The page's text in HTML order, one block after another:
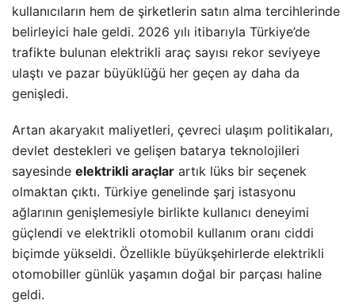
kullanıcıların hem de şirketlerin satın alma tercihlerinde
belirleyici hale geldi. 2026 yılı itibarıyla Türkiye’de
trafikte bulunan elektrikli araç sayısı rekor seviyeye
ulaştı ve pazar büyüklüğü her geçen ay daha da
genişledi.
Artan akaryakıt maliyetleri, çevreci ulaşım politikaları,
devlet destekleri ve gelişen batarya teknolojileri
sayesinde elektrikli araçlar artık lüks bir seçenek
olmaktan çıktı. Türkiye genelinde şarj istasyonu
ağlarının genişlemesiyle birlikte kullanıcı deneyimi
güçlendi ve elektrikli otomobil kullanım oranı ciddi
biçimde yükseldi. Özellikle büyükşehirlerde elektrikli
otomobiller günlük yaşamın doğal bir parçası haline
geldi.